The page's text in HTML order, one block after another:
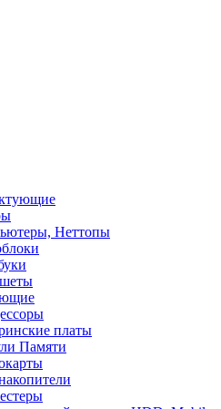
Неттопы
платы
Памяти